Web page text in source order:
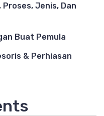
Jenis, Dan
Buat Pemula
& Perhiasan